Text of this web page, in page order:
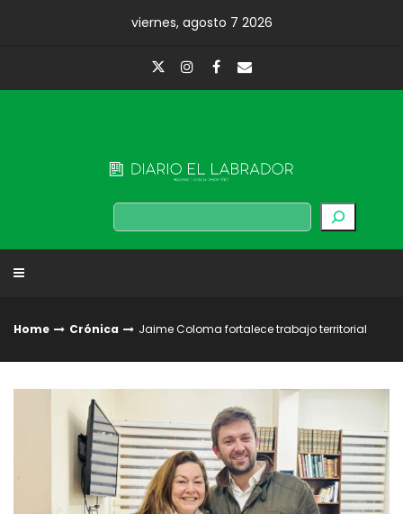
viernes, agosto 7 2026
Buscar
Home Crónica Jaime Coloma fortalece trabajo territorial